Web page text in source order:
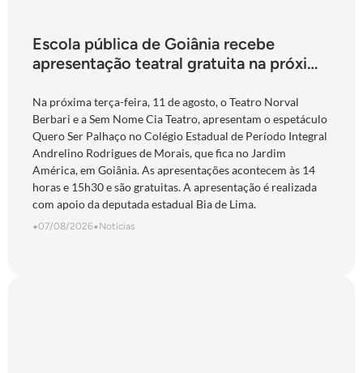
Escola pública de Goiânia recebe
apresentação teatral gratuita na próxima
Na próxima terça-feira, 11 de agosto, o Teatro Norval
Berbari e a Sem Nome Cia Teatro, apresentam o espetáculo
Quero Ser Palhaço no Colégio Estadual de Período Integral
Andrelino Rodrigues de Morais, que fica no Jardim
América, em Goiânia. As apresentações acontecem às 14
horas e 15h30 e são gratuitas. A apresentação é realizada
com apoio da deputada estadual Bia de Lima.
•07/08/2026•Notícias